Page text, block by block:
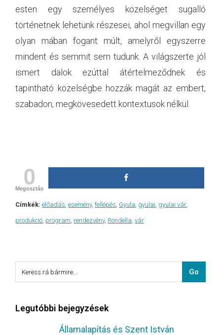
esten egy személyes közelséget sugalló
történetnek lehetünk részesei, ahol megvillan egy
olyan mában fogant múlt, amelyről egyszerre
mindent és semmit sem tudunk. A világszerte jól
ismert dalok ezúttal átértelmeződnek és
tapintható közelségbe hozzák magát az embert,
szabadon, megkövesedett kontextusok nélkül.
0
Megosztás
Címkék: előadás,esemény,fellépés, Gyula, gyulai, gyulai vár,
produkció, program, rendezvény, Rondella,vár
Legutóbbi bejegyzések
Államalapítás és Szent István